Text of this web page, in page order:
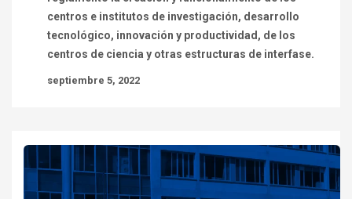
centros e institutos de investigación, desarrollo
tecnológico, innovación y productividad, de los
centros de ciencia y otras estructuras de interfase.
septiembre 5, 2022